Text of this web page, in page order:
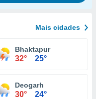
Mais cidades
Bhaktapur
32° 25°
Deogarh
30° 24°